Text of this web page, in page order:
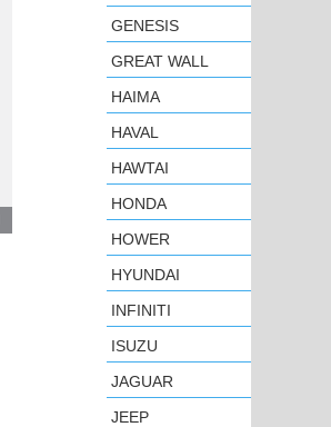
GENESIS
GREAT WALL
HAIMA
HAVAL
HAWTAI
HONDA
HOWER
HYUNDAI
INFINITI
ISUZU
JAGUAR
JEEP